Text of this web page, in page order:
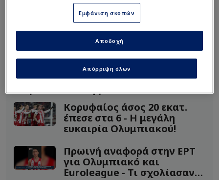
παρακολουθώντας το παιχνίδι. Είναι
διαφορετικό από το να παίζεις. Έβλεπα τι
συνέβαινε με τον κάθε παίκτη ξεχωριστά. Οπότε
καταλαβαίνω τα πάντα τώρα. Μεγαλώνω
πνευματικά κάθε χρόνο.
Κορυφαίος άσος 20 εκατ.
έπεσε στα 6 - Η μεγάλη
ευκαιρία Ολυμπιακού!
Πρωινή αναφορά στην ΕΡΤ
για Ολυμπιακό και
Euroleague - Τι σχολίασαν
Εμφάνιση σκοπών
Απόρριψη όλων
Αποδοχή